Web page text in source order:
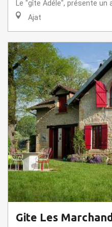
Le "gîte Adéle", présente un
Ajat
Gite Les